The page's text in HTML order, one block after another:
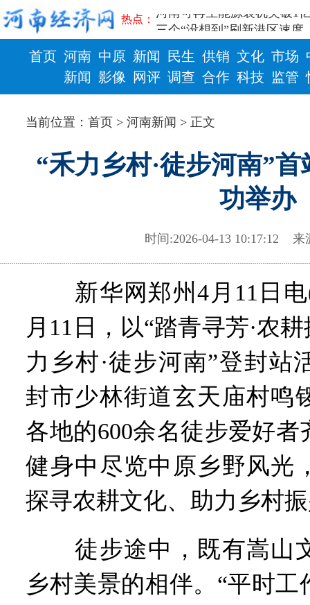
热点： 三个“没想到”刷新港区速度
336件（组）意大利文物在
河南省政协十三届常委会第
习近平对防汛救灾工作作出
郑州、济南、青岛三城联合
省政协十三届常委会第二十
“建设社会主义现代化强国
豫篮联赛结束第十七轮争
算力，正在重新“耕种”中原
河南省二十条硬核举措出
河南省主汛期防汛抗旱工
“从根本上改变了中国人民
从国家科技奖看中原创新跃
“几分钱”传言背后 河南西
河南省党政代表团赴新疆考
习近平出席国家科学技术奖
工业遗存上“长”出文化IP群
河南可再生能源装机突破1
三个“没想到”刷新港区速度
336件（组）意大利文物在
河南省政协十三届常委会第
习近平对防汛救灾工作作
郑州、济南、青岛三城联
2026年“文明实践进基层”
省政协十三届常委会第二十
“七一勋章”获得者丨“炼油
“建设社会主义现代化强国
算力，正在重新“耕种”中原
河南省二十条硬核举措出炉
河南省主汛期防汛抗旱工作
“从根本上改变了中国人民
首页 河南
新闻
中原
影像
新闻
网评
民生
调查
供销
合作
文化
科技
市场
监管
财政 健康
当前位置：首页 >河南新闻 > 正文
“禾力乡村·徒步河南”
功举办
时间:2026-04-13 10:17:12 来
新华网郑州4月11日电
月11日，以“踏青寻芳·农
力乡村·徒步河南”登封站
封市少林街道玄天庙村鸣
各地的600余名徒步爱好
健身中尽览中原乡野风光
探寻农耕文化、助力乡村
徒步途中，既有嵩山
乡村美景的相伴。“平时